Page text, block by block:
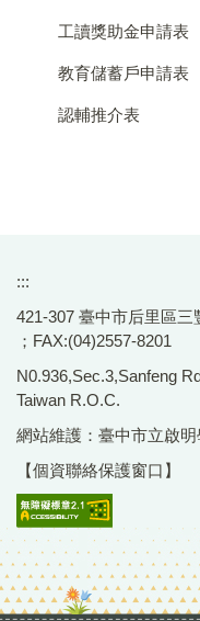
工讀獎助金申請表
教育儲蓄戶申請表
認輔推介表
:::
421-307 臺中市后里區三
；FAX:(04)2557-8201
N0.936,Sec.3,Sanfeng
Taiwan R.O.C.
網站維護：臺中市立啟
【個資聯絡保護窗口】